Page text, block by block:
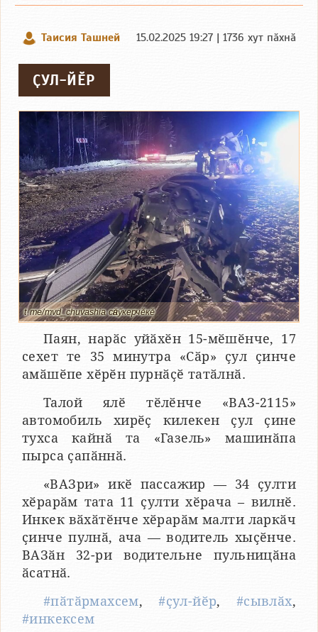
Таисия Ташней 15.02.2025 19:27 | 1736 хут пӑхнӑ
ҪУЛ-ЙӖР
t.me/mvd_chuvashia сӑнӳкерчӗкӗ
Паян, нарӑс уйӑхӗн 15-мӗшӗнче, 17
сехет те 35 минутра «Сӑр» ҫул ҫинче
амӑшӗпе хӗрӗн пурнӑҫӗ татӑлнӑ.
Талой ялӗ тӗлӗнче «ВАЗ-2115»
автомобиль хирӗҫ килекен ҫул ҫине
тухса кайнӑ та «Газель» машинӑпа
пырса ҫапӑннӑ.
«ВАЗри» икӗ пассажир — 34 ҫулти
хӗрарӑм тата 11 ҫулти хӗрача – вилнӗ.
Инкек вӑхӑтӗнче хӗрарӑм малти ларкӑч
ҫинче пулнӑ, ача — водитель хыҫӗнче.
ВАЗӑн 32-ри водительне пульницӑна
ӑсатнӑ.
#пӑтӑрмахсем,#ҫул-йӗр, #сывлӑх,
#инкексем